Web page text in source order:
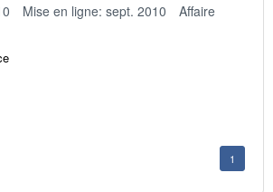
Mise en ligne: sept. 2010
Affaire
1